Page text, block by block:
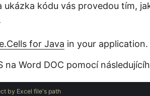
ukázka kódu vás provedou tím,
for Java in your application.
na Word DOC pomocí
by Excel file's path